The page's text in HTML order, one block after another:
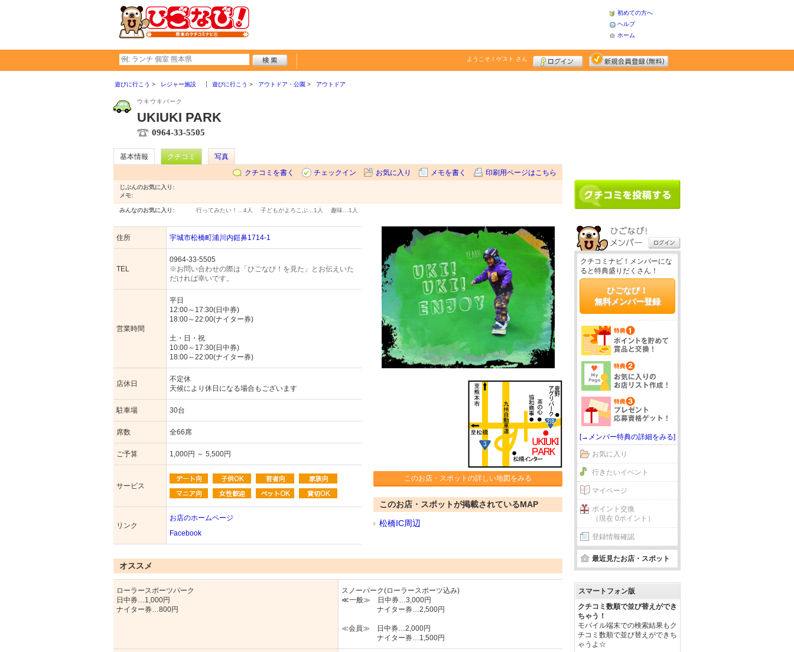
初めての方へ
ヘルプ
ホーム
ようこそ！ ゲスト さん
遊びに行こう レジャー施設 遊びに行こう アウトドア・公園 アウトドア
ウキウキパーク
UKIUKI PARK
0964-33-5505
基本情報 クチコミ
写真
クチコミを書く
チェックイン お気に入り メモを書く 印刷用ページはこちら
じぶんのお気に入り:
メモ:
みんなのお気に入り: 行ってみたい！… 4人 子どもがよろこぶ… 1人 趣味… 1人
住所 宇城市松橋町浦川内鎧鼻1714-1
TEL
0964-33-5505
※お問い合わせの際は「ひごなび！を見た」とお伝えいた
だければ幸いです。
営業時間
平日
12:00～17:30(日中券)
18:00～22:00(ナイター券)
土・日・祝
10:00～17:30(日中券)
18:00～22:00(ナイター券)
店休日
不定休
天候により休日になる場合もございます
駐車場 30台
席数 全66席
ご予算 1,000円 ～ 5,500円
サービス
リンク
お店のホームページ
Facebook
このお店・スポットの詳しい地図をみる
このお店・スポットが掲載されているMAP
松橋IC周辺
オススメ
ローラースポーツパーク
日中券…1,000円
ナイター券…800円
スノーパーク(ローラースポーツ込み)
≪一般≫ 日中券…3,000円
ナイター券…2,500円
≪会員≫ 日中券…2,000円
ナイター券…1,500円
クチコミナビ！メンバーにな
ると特典盛りだくさん！
ひごなび！
無料メンバー登録
[→メンバー特典の詳細をみる]
お気に入り
行きたいイベント
マイページ
ポイント交換
（現在 0ポイント）
登録情報確認
最近見たお店・スポット
スマートフォン版
クチコミ数順で並び替えができ
ちゃう！
モバイル端末での検索結果もク
チコミ数順で並び替えができち
ゃうよ☆